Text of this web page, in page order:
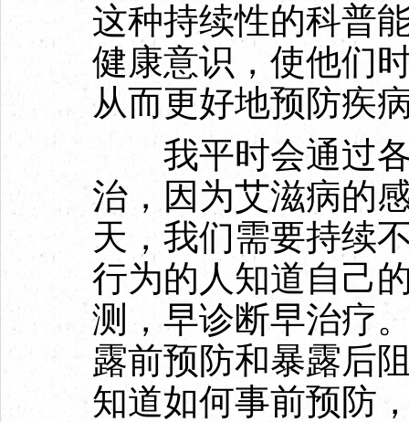
这种持续性的科普
健康意识，使他们
从而更好地预防疾
我平时会通过各
治，因为艾滋病的
天，我们需要持续
行为的人知道自己
测，早诊断早治疗
露前预防和暴露后
知道如何事前预防